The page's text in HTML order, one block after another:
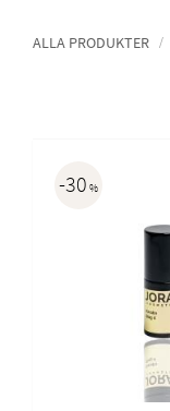
ALLA PRODUKTER
30 %